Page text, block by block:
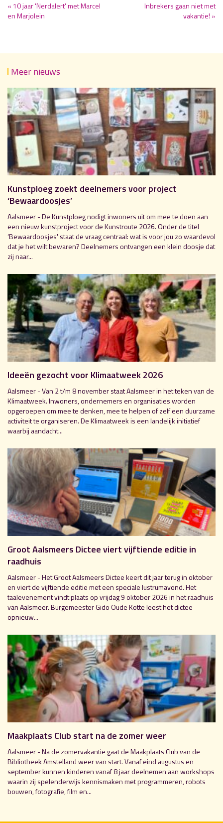
« 10 jaar 'Nerdalert' met Marcel
en Marjolein
Inbrekers gaan niet met
vakantie! »
Meer nieuws
Kunstploeg zoekt deelnemers voor project
‘Bewaardoosjes’
Aalsmeer - De Kunstploeg nodigt inwoners uit om mee te doen aan
een nieuw kunstproject voor de Kunstroute 2026. Onder de titel
‘Bewaardoosjes' staat de vraag centraal: wat is voor jou zo waardevol
dat je het wilt bewaren? Deelnemers ontvangen een klein doosje dat
zij naar...
Ideeën gezocht voor Klimaatweek 2026
Aalsmeer - Van 2 t/m 8 november staat Aalsmeer in het teken van de
Klimaatweek. Inwoners, ondernemers en organisaties worden
opgeroepen om mee te denken, mee te helpen of zelf een duurzame
activiteit te organiseren. De Klimaatweek is een landelijk initiatief
waarbij aandacht...
Groot Aalsmeers Dictee viert vijftiende editie in
raadhuis
Aalsmeer - Het Groot Aalsmeers Dictee keert dit jaar terug in oktober
en viert de vijftiende editie met een speciale lustrumavond. Het
taalevenement vindt plaats op vrijdag 9 oktober 2026 in het raadhuis
van Aalsmeer. Burgemeester Gido Oude Kotte leest het dictee
opnieuw...
Maakplaats Club start na de zomer weer
Aalsmeer - Na de zomervakantie gaat de Maakplaats Club van de
Bibliotheek Amstelland weer van start. Vanaf eind augustus en
september kunnen kinderen vanaf 8 jaar deelnemen aan workshops
waarin zij spelenderwijs kennismaken met programmeren, robots
bouwen, fotografie, film en...